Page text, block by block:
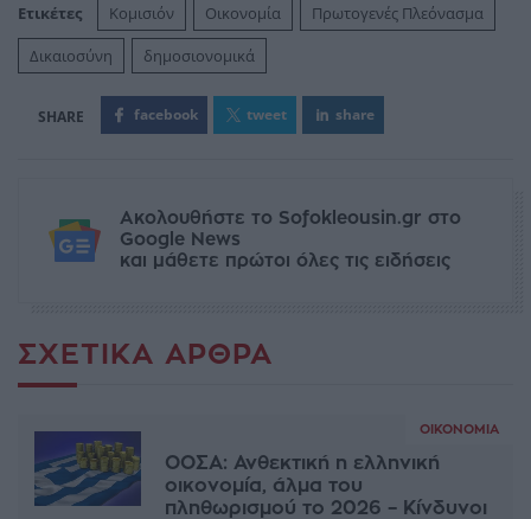
Ετικέτες Κομισιόν Οικονομία
Πρωτογενές Πλεόνασμα
Δικαιοσύνη
δημοσιονομικά
facebook tweet share
Ακολουθήστε το Sofokleousin.gr στο
Google News
και μάθετε πρώτοι όλες τις ειδήσεις
ΣΧΕΤΙΚΆ ΆΡΘΡΑ
ΟΙΚΟΝΟΜΊΑ
ΟΟΣΑ: Ανθεκτική η ελληνική
οικονομία, άλμα του
πληθωρισμού το 2026 – Κίνδυνοι